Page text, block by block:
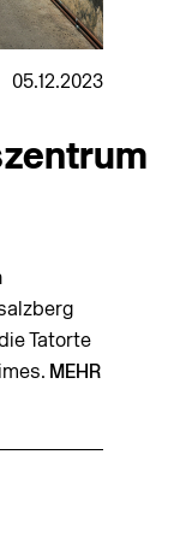
05.12.2023
Tatorte
MEHR